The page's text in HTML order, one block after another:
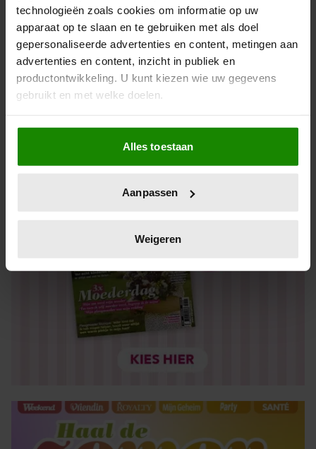
technologieën zoals cookies om informatie op uw
apparaat op te slaan en te gebruiken met als doel
gepersonaliseerde advertenties en content, metingen aan
advertenties en content, inzicht in publiek en
productontwikkeling. U kunt kiezen wie uw gegevens
gebruikt en met welke doelen.
Als u het toestaat, willen we ook graag:
Informatie verzamelen over uw geografische locatie,
die tot een paar meter nauwkeurig kan zijn
op specifieke eigenschappen (fingerprinting)
verwerkt en stel uw voorkeuren in het
intrekken in de Cookieverklaring.
We gebruiken cookies om content en advertenties te
personaliseren, om functies voor social media te bieden
en om ons websiteverkeer te analyseren. Ook delen we
informatie over uw gebruik van onze site met onze
informatie die u aan ze heeft verstrekt of die ze hebben
verzameld op basis van uw gebruik van hun services. U
gaat akkoord met onze cookies als u onze website blijft
Alles toestaan
Aanpassen
Weigeren
Abonneren
Digitaal lezen
Los kopen